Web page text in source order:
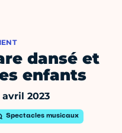
dansé et
enfants
avril 2023
Spectacles musicaux